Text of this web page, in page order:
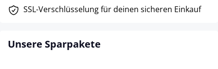
SSL-Verschlüsselung für deinen sicheren Einkauf
Unsere Sparpakete